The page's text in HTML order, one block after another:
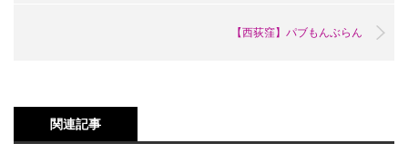
【西荻窪】パブもんぶらん
関連記事